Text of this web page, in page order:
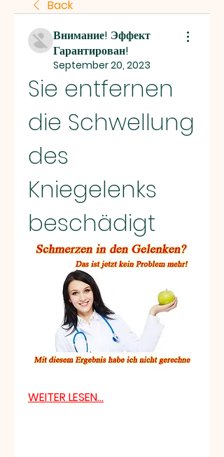
Back
Внимание! Эффект
Гарантирован!
September 20, 2023
Sie entfernen
die Schwellung
des
Kniegelenks
beschädigt
WEITER LESEN...